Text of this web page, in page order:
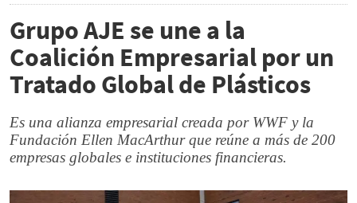
Grupo AJE se une a la
Coalición Empresarial por un
Tratado Global de Plásticos
Es una alianza empresarial creada por WWF y la
Fundación Ellen MacArthur que reúne a más de 200
empresas globales e instituciones financieras.